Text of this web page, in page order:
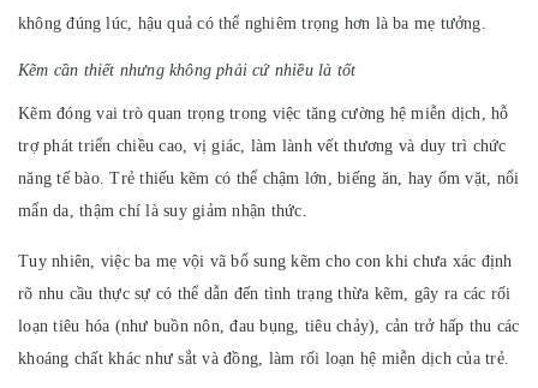
không đúng lúc, hậu quả có thể nghiêm trọng hơn là ba mẹ tưởng.
Kẽm cần thiết nhưng không phải cứ nhiều là tốt
Kẽm đóng vai trò quan trọng trong việc tăng cường hệ miễn dịch, hỗ
trợ phát triển chiều cao, vị giác, làm lành vết thương và duy trì chức
năng tế bào. Trẻ thiếu kẽm có thể chậm lớn, biếng ăn, hay ốm vặt, nổi
mẩn da, thậm chí là suy giảm nhận thức.
Tuy nhiên, việc ba mẹ vội vã bổ sung kẽm cho con khi chưa xác định
rõ nhu cầu thực sự có thể dẫn đến tình trạng thừa kẽm, gây ra các rối
loạn tiêu hóa (như buồn nôn, đau bụng, tiêu chảy), cản trở hấp thu các
khoáng chất khác như sắt và đồng, làm rối loạn hệ miễn dịch của trẻ.